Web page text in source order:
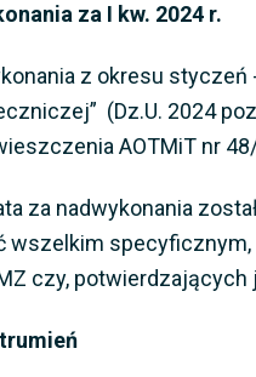
za I kw. 2024 r.
z okresu styczeń
(Dz.U. 2024
AOTMiT nr
za nadwykonania
wszelkim
czy, potwierdzających